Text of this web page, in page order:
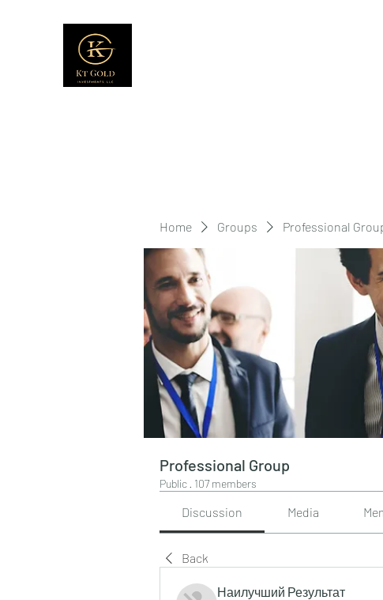
Home Groups Professional
Professional Group
Public · 107 members
Discussion Media
Back
Наилучший Результат